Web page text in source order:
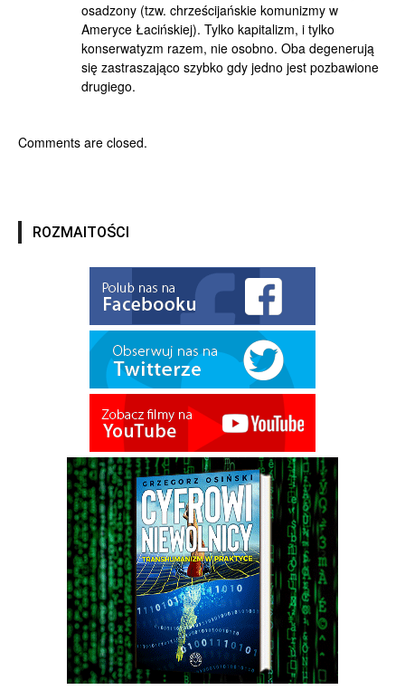
osadzony (tzw. chrześcijańskie komunizmy w
Ameryce Łacińskiej). Tylko kapitalizm, i tylko
konserwatyzm razem, nie osobno. Oba degenerują
się zastraszająco szybko gdy jedno jest pozbawione
drugiego.
Comments are closed.
ROZMAITOŚCI